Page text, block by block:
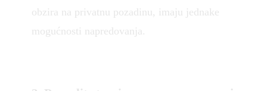
obzira na privatnu pozadinu, imaju jednake
mogućnosti napredovanja.